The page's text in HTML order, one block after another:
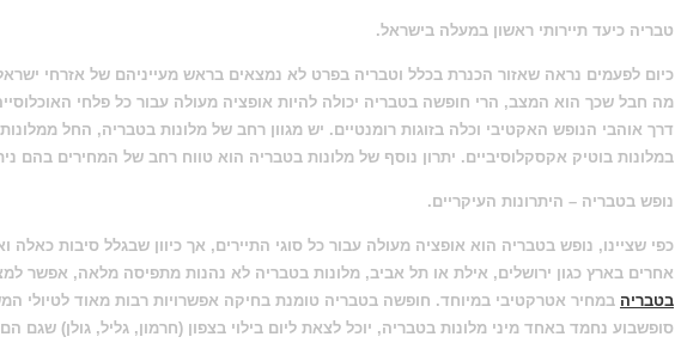
טבריה כיעד תיירותי ראשון במעלה בישראל.
כיום לפעמים נראה שאזור הכנרת בכלל וטבריה בפרט לא נמצאים בראש מעייניהם של אזרחי
מה חבל שכך הוא המצב, הרי חופשה בטבריה יכולה להיות אופציה מעולה עבור כל פלחי
דרך אוהבי הנופש האקטיבי וכלה בזוגות רומנטיים. יש מגוון רחב של מלונות בטבריה, החל
במלונות בוטיק אקסקלוסיביים. יתרון נוסף של מלונות בטבריה הוא טווח רחב של המחירים בהם
נופש בטבריה – היתרונות העיקריים.
כפי שציינו, נופש בטבריה הוא אופציה מעולה עבור כל סוגי התיירים, אך כיוון שבגלל סיבות כאלה
אחרים בארץ כגון ירושלים, אילת או תל אביב, מלונות בטבריה לא נהנות מתפיסה מלאה, אפשר
בטבריה במחיר אטרקטיבי במיוחד. חופשה בטבריה טומנת בחיקה אפשרויות רבות מאוד לטיולי
סופשבוע נחמד באחד מיני מלונות בטבריה, יוכל לצאת ליום בילוי בצפון (חרמון, גליל, גולן) שגם